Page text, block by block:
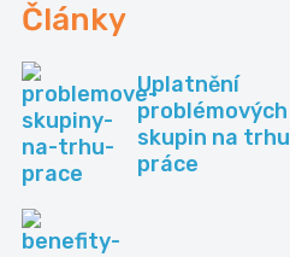
Články
Uplatnění
problémových
skupin na trhu
práce